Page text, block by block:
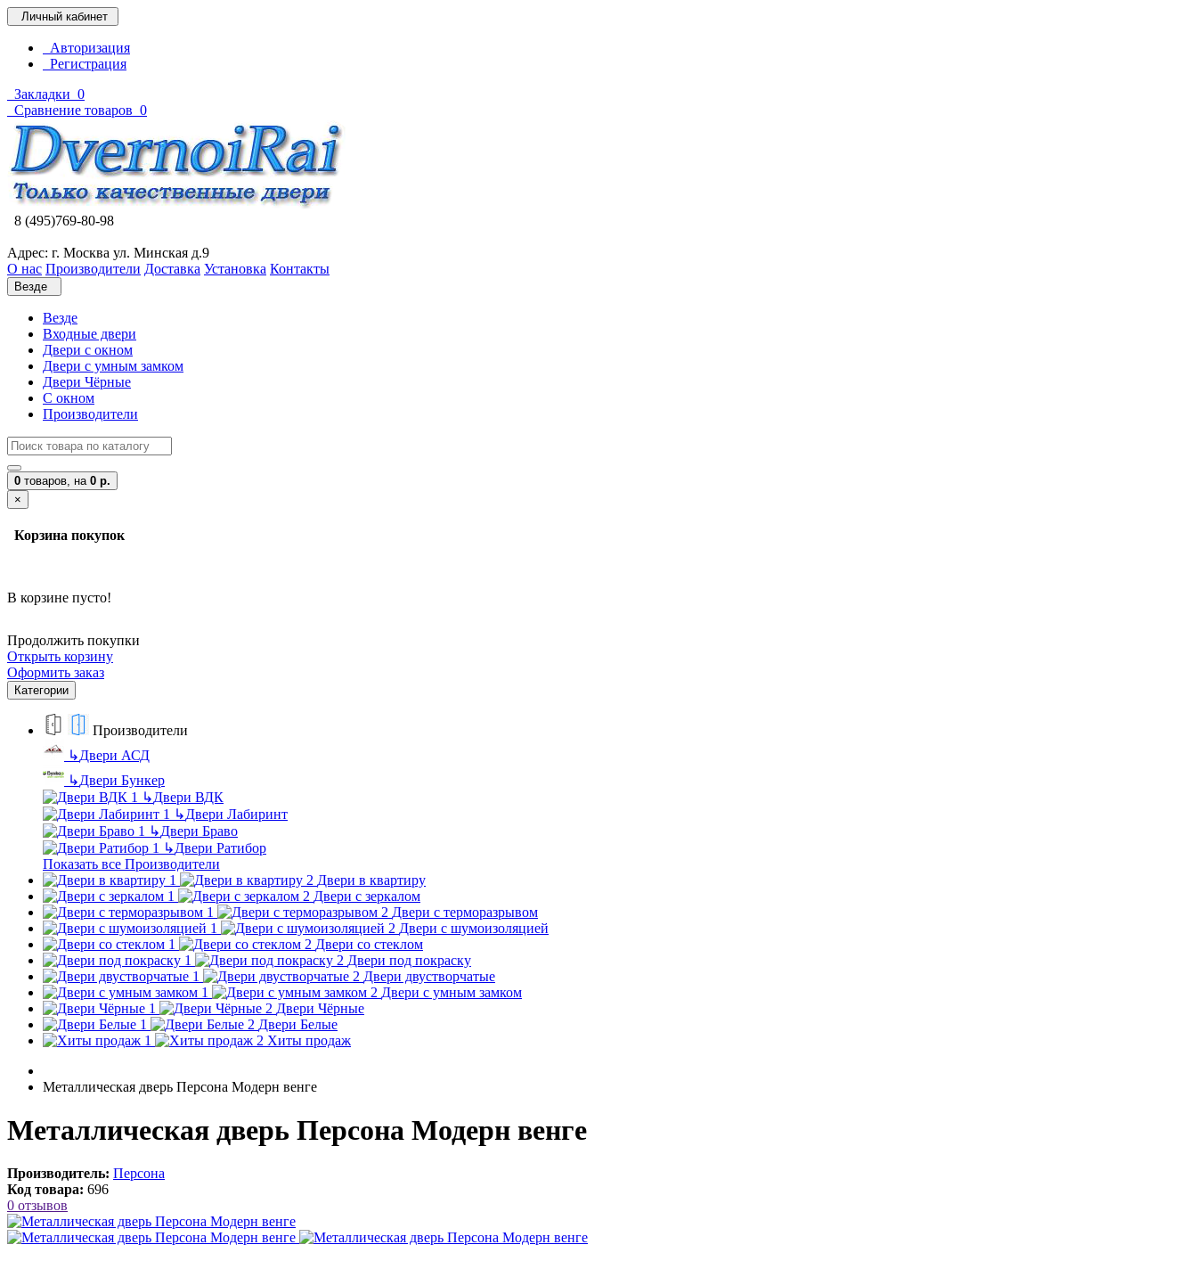
Личный кабинет
Авторизация
Регистрация
Закладки 0
Сравнение товаров 0
8 (495)769-80-98
Адрес: г. Москва ул. Минская д.9
О нас Производители Доставка Установка Контакты
Везде
Везде
Входные двери
Двери с окном
Двери с умным замком
Двери Чёрные
C окном
Производители
0 товаров, на 0 р.
×
Корзина покупок
В корзине пусто!
Продолжить покупки
Открыть корзину
Оформить заказ
Категории
Производители
↳Двери АСД
↳Двери Бункер
↳Двери ВДК
↳Двери Лабиринт
↳Двери Браво
↳Двери Ратибор
Показать все Производители
Двери в квартиру
Двери с зеркалом
Двери с терморазрывом
Двери с шумоизоляцией
Двери со стеклом
Двери под покраску
Двери двустворчатые
Двери с умным замком
Двери Чёрные
Двери Белые
Хиты продаж
Металлическая дверь Персона Модерн венге
Металлическая дверь Персона Модерн венге
Производитель: Персона
Код товара: 696
0 отзывов